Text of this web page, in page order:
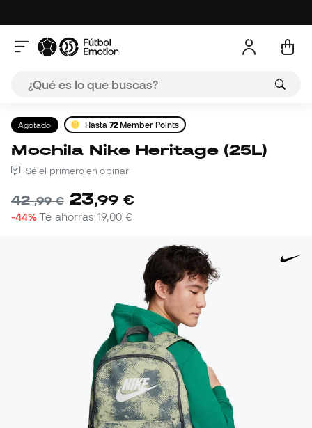
Agotado Hasta72 Member Points
Mochila Nike Heritage (25L)
Sé el primero en opinar
42,99 € 23,99 €
-44% Te ahorras19,00 €